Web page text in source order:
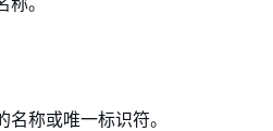
称或唯一标识符。